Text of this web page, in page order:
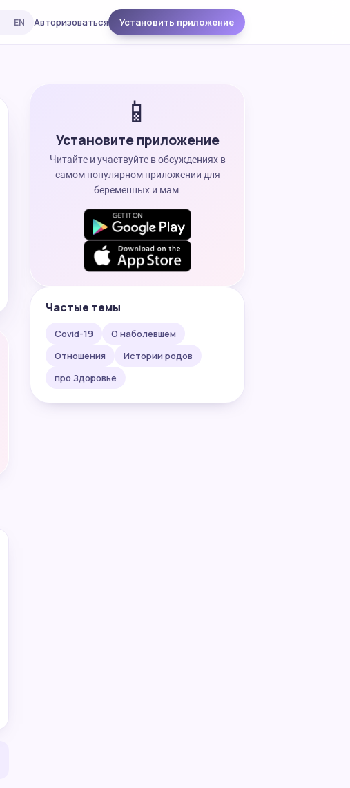
EN Авторизоваться Установить приложение
📱
Установите приложение
Читайте и участвуйте в обсуждениях в
самом популярном приложении для
беременных и мам.
Частые темы
Covid-19
О наболевшем
Отношения
Истории родов
про Здоровье